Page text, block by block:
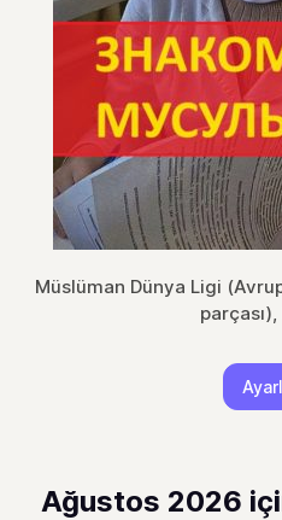
Müslüman Dünya Ligi
Ağustos 2026